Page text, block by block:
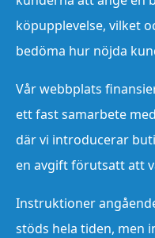
köpupplevelse, vilket
bedöma hur nöjda
Vår webbplats
ett fast samarbete
där vi introducerar
en avgift förutsatt att
Instruktioner
stöds hela tiden, men